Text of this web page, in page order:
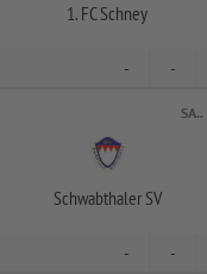
1. FC Schney
- -
SA..
Schwabthaler SV
- -